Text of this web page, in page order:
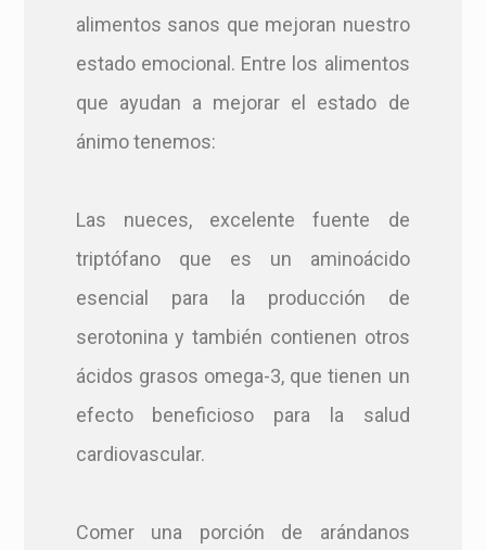
alimentos sanos que mejoran nuestro
estado emocional. Entre los alimentos
que ayudan a mejorar el estado de
ánimo tenemos:
Las nueces, excelente fuente de
triptófano que es un aminoácido
esencial para la producción de
serotonina y también contienen otros
ácidos grasos omega-3, que tienen un
efecto beneficioso para la salud
cardiovascular.
Comer una porción de arándanos